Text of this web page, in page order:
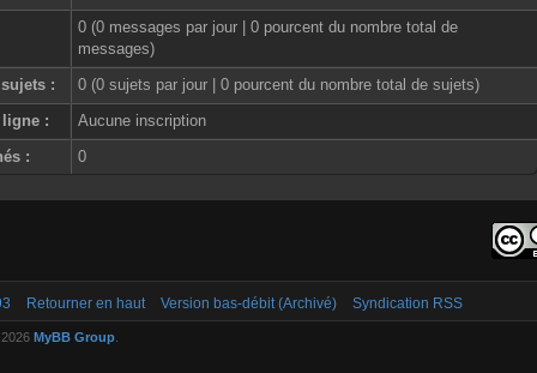
0 (0 messages par jour | 0 pourcent du nombre total de
messages)
:
0 (0 sujets par jour | 0 pourcent du nombre total de sujets)
ligne :
Aucune inscription
:
0
Retourner en haut Version bas-débit (Archivé) Syndication RSS
MyBB Group.